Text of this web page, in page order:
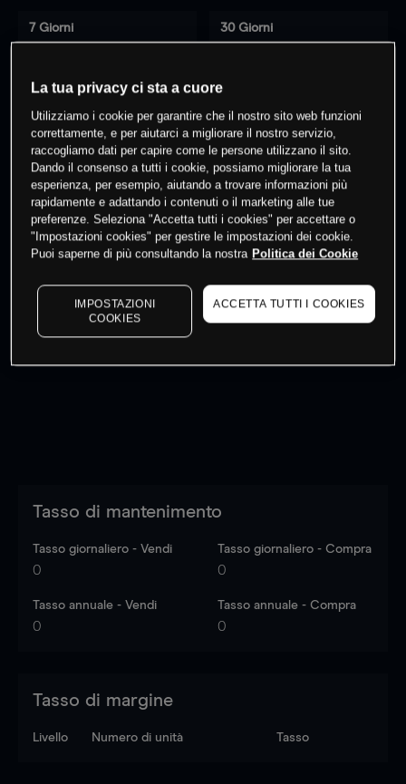
7 Giorni 30 Giorni
0% dei clienti hanno posizioni su
questo prodotto
Fai trading
I prezzi sono solo indicativi.
Tasso di mantenimento
Tasso giornaliero - Vendi
0
Tasso giornaliero - Compra
0
Tasso annuale - Vendi
0
Tasso annuale - Compra
0
Tasso di margine
Livello Numero di unità Tasso
La tua privacy ci sta a cuore
Utilizziamo i cookie per garantire che il nostro sito web funzioni
correttamente, e per aiutarci a migliorare il nostro servizio,
raccogliamo dati per capire come le persone utilizzano il sito.
Dando il consenso a tutti i cookie, possiamo migliorare la tua
esperienza, per esempio, aiutando a trovare informazioni più
rapidamente e adattando i contenuti o il marketing alle tue
preferenze. Seleziona "Accetta tutti i cookies" per accettare o
"Impostazioni cookies" per gestire le impostazioni dei cookie.
Puoi saperne di più consultando la nostra Politica dei Cookie
IMPOSTAZIONI
COOKIES
ACCETTA TUTTI I COOKIES